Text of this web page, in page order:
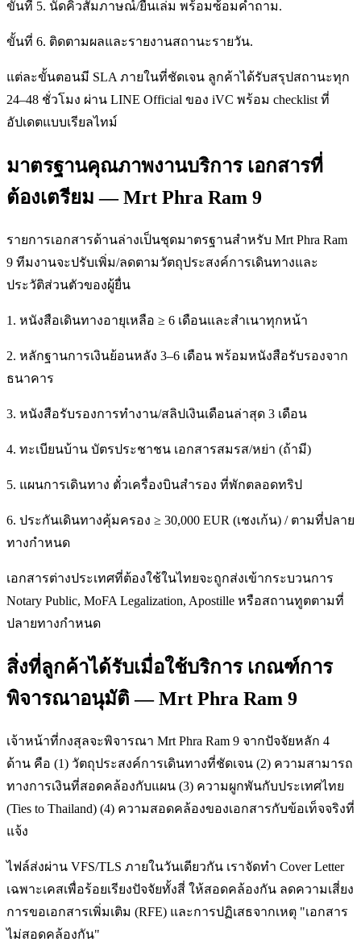
ขั้นที่ 5. นัดคิวสัมภาษณ์/ยื่นเล่ม พร้อมซ้อมคำถาม.
ขั้นที่ 6. ติดตามผลและรายงานสถานะรายวัน.
แต่ละขั้นตอนมี SLA ภายในที่ชัดเจน ลูกค้าได้รับสรุปสถานะทุก
24–48 ชั่วโมง ผ่าน LINE Official ของ iVC พร้อม checklist ที่
อัปเดตแบบเรียลไทม์
มาตรฐานคุณภาพงานบริการ เอกสารที่
ต้องเตรียม — Mrt Phra Ram 9
รายการเอกสารด้านล่างเป็นชุดมาตรฐานสำหรับ Mrt Phra Ram
9 ทีมงานจะปรับเพิ่ม/ลดตามวัตถุประสงค์การเดินทางและ
ประวัติส่วนตัวของผู้ยื่น
1. หนังสือเดินทางอายุเหลือ ≥ 6 เดือนและสำเนาทุกหน้า
2. หลักฐานการเงินย้อนหลัง 3–6 เดือน พร้อมหนังสือรับรองจาก
ธนาคาร
3. หนังสือรับรองการทำงาน/สลิปเงินเดือนล่าสุด 3 เดือน
4. ทะเบียนบ้าน บัตรประชาชน เอกสารสมรส/หย่า (ถ้ามี)
5. แผนการเดินทาง ตั๋วเครื่องบินสำรอง ที่พักตลอดทริป
6. ประกันเดินทางคุ้มครอง ≥ 30,000 EUR (เชงเก้น) / ตามที่ปลาย
ทางกำหนด
เอกสารต่างประเทศที่ต้องใช้ในไทยจะถูกส่งเข้ากระบวนการ
Notary Public, MoFA Legalization, Apostille หรือสถานทูตตามที่
ปลายทางกำหนด
สิ่งที่ลูกค้าได้รับเมื่อใช้บริการ เกณฑ์การ
พิจารณาอนุมัติ — Mrt Phra Ram 9
เจ้าหน้าที่กงสุลจะพิจารณา Mrt Phra Ram 9 จากปัจจัยหลัก 4
ด้าน คือ (1) วัตถุประสงค์การเดินทางที่ชัดเจน (2) ความสามารถ
ทางการเงินที่สอดคล้องกับแผน (3) ความผูกพันกับประเทศไทย
(Ties to Thailand) (4) ความสอดคล้องของเอกสารกับข้อเท็จจริงที่
แจ้ง
ไฟล์ส่งผ่าน VFS/TLS ภายในวันเดียวกัน เราจัดทำ Cover Letter
เฉพาะเคสเพื่อร้อยเรียงปัจจัยทั้งสี่ ให้สอดคล้องกัน ลดความเสี่ยง
การขอเอกสารเพิ่มเติม (RFE) และการปฏิเสธจากเหตุ "เอกสาร
ไม่สอดคล้องกัน"